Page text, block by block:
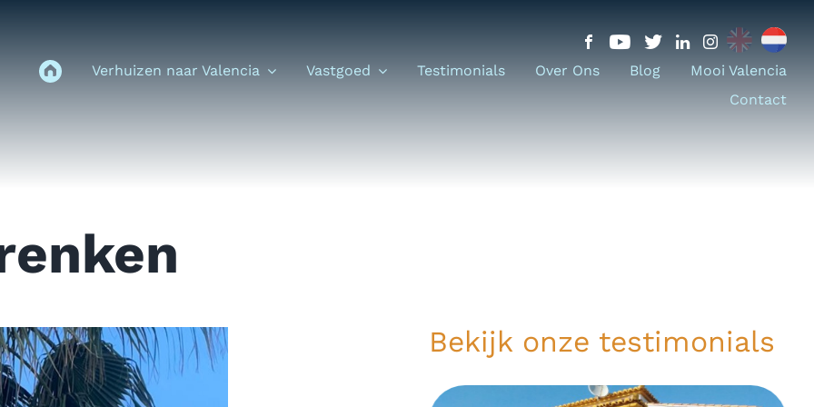
Verhuizen naar Valencia Vastgoed Testimonials Over Ons Blog
Mooi Valencia
Contact
Bekijk onze testimonials